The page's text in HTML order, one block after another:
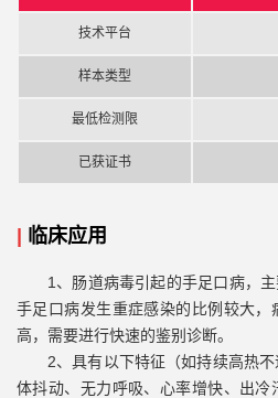
技术平台
样本类型
最低检测限
已获证书
| 临床应用
1、 肠道病毒引起的手足口病，主
手足口病发生重症感染的比例较大
高，需要进行快速的鉴别诊断。
2、具有以下特征（如持续高热
体抖动、无力呼吸、心率增快、出冷